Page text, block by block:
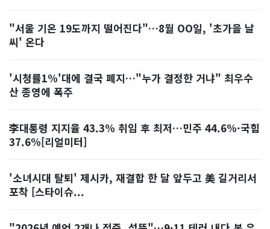
"서울 기온 19도까지 떨어진다"…8월 OO일, '초가을 날
씨' 온다
'시청률1%'대에 결국 폐지…"누가 결정한 거냐" 최우수
산 종영에 폭주
李대통령 지지율 43.3% 취임 후 최저…민주 44.6%·국힘
37.6%[리얼미터]
'소녀시대 탈퇴' 제시카, 재결합 한 달 앞두고 美 길거리서
포착 [스타이슈...